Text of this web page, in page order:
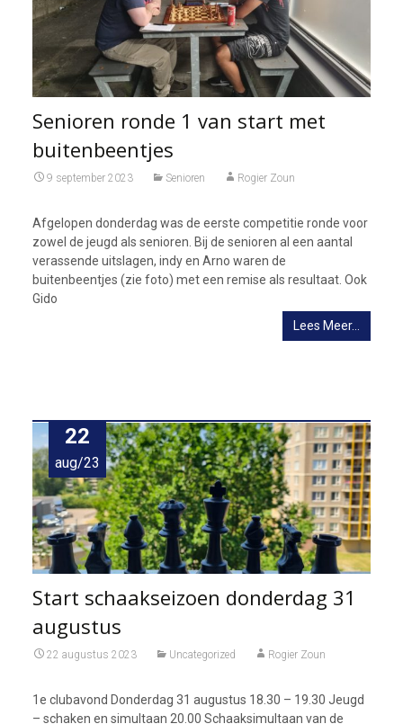
Senioren ronde 1 van start met
buitenbeentjes
9 september 2023 Senioren Rogier Zoun
Afgelopen donderdag was de eerste competitie ronde voor
zowel de jeugd als senioren. Bij de senioren al een aantal
verassende uitslagen, indy en Arno waren de
buitenbeentjes (zie foto) met een remise als resultaat. Ook
Gido
Lees Meer…
22
aug/23
Start schaakseizoen donderdag 31
augustus
22 augustus 2023 Uncategorized Rogier Zoun
1e clubavond Donderdag 31 augustus 18.30 – 19.30 Jeugd
– schaken en simultaan 20.00 Schaaksimultaan van de